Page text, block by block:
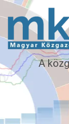
A